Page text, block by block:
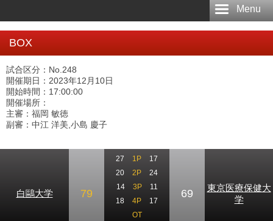
Menu
BOX
試合区分：No.248
開催期日：2023年12月10日
開始時間：17:00:00
開催場所：
主審：福岡 敏徳
副審：中江 洋美,小島 慶子
白鷗大学 79
27 1P
17
20
2P
24
14
3P
11
18
4P
17
OT
69
東京医療保健大
学